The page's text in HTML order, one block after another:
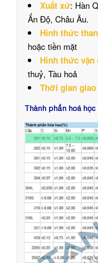
Xuất xứ: Hàn
Ấn Độ, Châu Âu.
Hình thức
hoặc tiền mặt
Hình thức vận
thuỷ, Tàu hoả
Thời gian giao
Thành phần hoá